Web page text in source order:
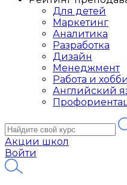
Для детей
Маркетинг
Аналитика
Разработка
Дизайн
Менеджмент
Работа и хобби
Английский
Акции школ
Войти